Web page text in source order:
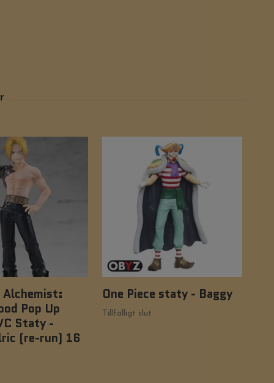
Pop Up
Staty -
(re-run) 16
One Piece staty - Baggy
Tillfälligt slut